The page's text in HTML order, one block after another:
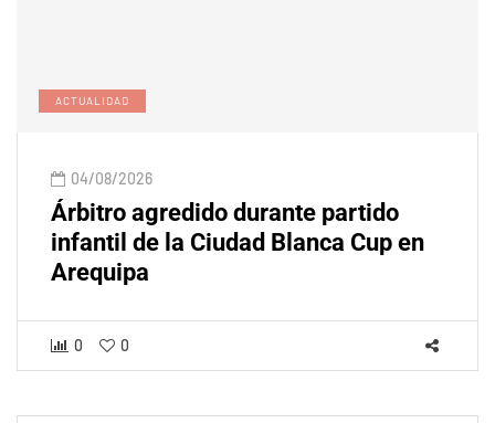
ACTUALIDAD
04/08/2026
Árbitro agredido durante partido
infantil de la Ciudad Blanca Cup en
Arequipa
0 0